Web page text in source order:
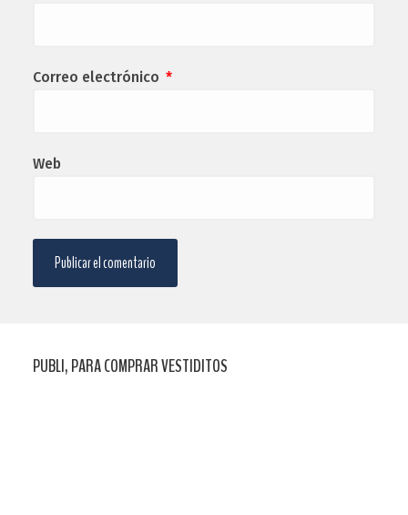
Correo electrónico *
Web
PUBLI, PARA COMPRAR VESTIDITOS